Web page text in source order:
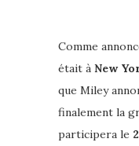
Comme
était à New
que Miley
finalement la
participera le